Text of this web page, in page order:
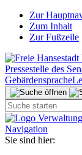
Zur
Zum Inhalt
Zur Fußzeile
Pressestelle des
Gebärdensprache
Navigation
Sie sind hier: